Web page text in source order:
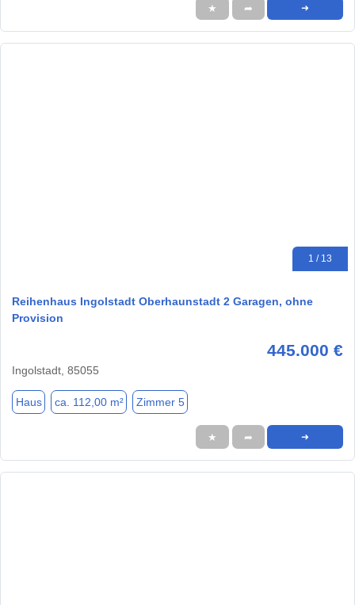
★ ➦ ➜
1 / 13
Reihenhaus Ingolstadt Oberhaunstadt 2 Garagen, ohne
Provision
445.000 €
Ingolstadt, 85055
Haus ca. 112,00 m² Zimmer 5
★ ➦ ➜